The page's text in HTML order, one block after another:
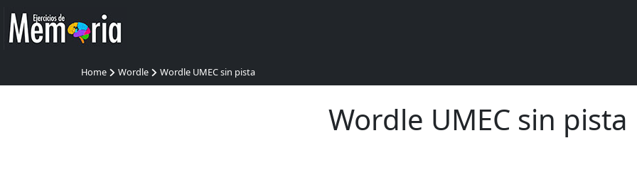
Home Wordle Wordle UMEC sin pista
Wordle UMEC sin pista